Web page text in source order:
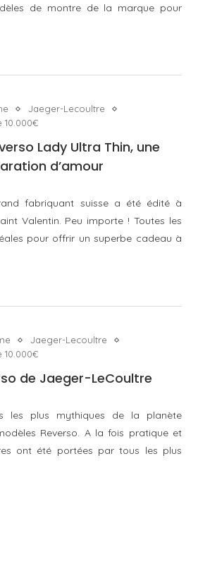
de montre de la marque pour
Jaeger-Lecoultre
10.000€
Lady Ultra Thin, une
d’amour
fabriquant suisse a été édité à
Valentin. Peu importe ! Toutes les
pour offrir un superbe cadeau à
Jaeger-Lecoultre
10.000€
de Jaeger-LeCoultre
les plus mythiques de la planète
Reverso. A la fois pratique et
ont été portées par tous les plus